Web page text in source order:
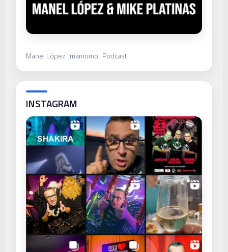
Manel López "mamomo" Podcast
INSTAGRAM